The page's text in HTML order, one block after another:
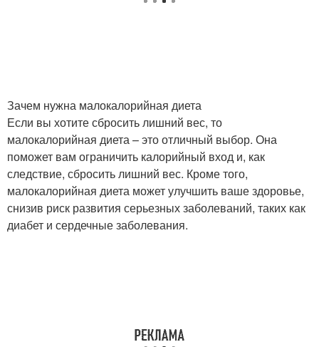
Зачем нужна малокалорийная диета
Если вы хотите сбросить лишний вес, то
малокалорийная диета – это отличный выбор. Она
поможет вам ограничить калорийный вход и, как
следствие, сбросить лишний вес. Кроме того,
малокалорийная диета может улучшить ваше здоровье,
снизив риск развития серьезных заболеваний, таких как
диабет и сердечные заболевания.